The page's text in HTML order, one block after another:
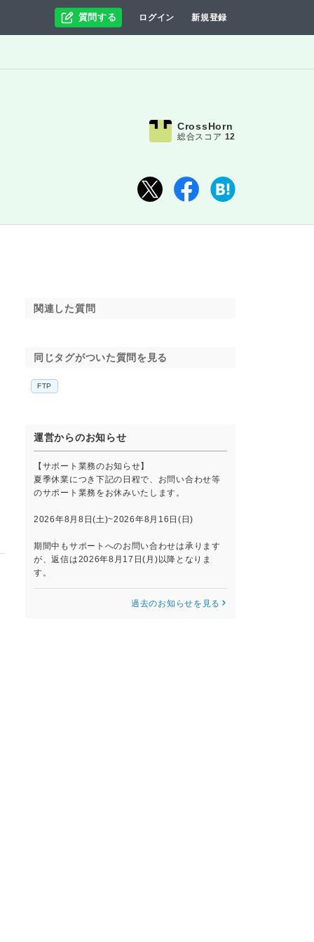
質問する ログイン 新規登録
CrossHorn
総合スコア 12
関連した質問
同じタグがついた質問を見る
FTP
運営からのお知らせ
【サポート業務のお知らせ】
夏季休業につき下記の日程で、お問い合わせ等
のサポート業務をお休みいたします。
2026年8月8日(土)~2026年8月16日(日)
期間中もサポートへのお問い合わせは承ります
が、返信は2026年8月17日(月)以降となりま
す。
過去のお知らせを見る